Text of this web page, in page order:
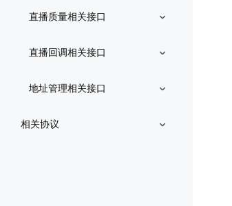
直播质量相关接口
直播回调相关接口
地址管理相关接口
相关协议